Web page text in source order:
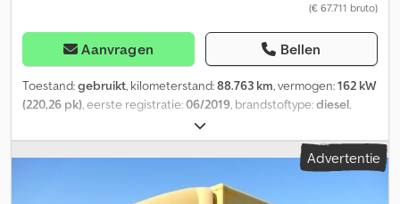
(€ 67.711 bruto)
Aanvragen Bellen
Toestand:gebruikt, kilometerstand:88.763 km, vermogen:162 kW
(220,26 pk), eerste registratie:06/2019, brandstoftype:diesel,
, maximaal laadgewicht:
totaalgewicht:11.990 kg, asconfiguratie:4x2, wielbasis:3.800 mm,
volgende keuring (TÜV):11/2026, brandstof:diesel, kleur:groen,
, soort overbrenging:
, emissieklasse:geen , ophanging:
Advertentie